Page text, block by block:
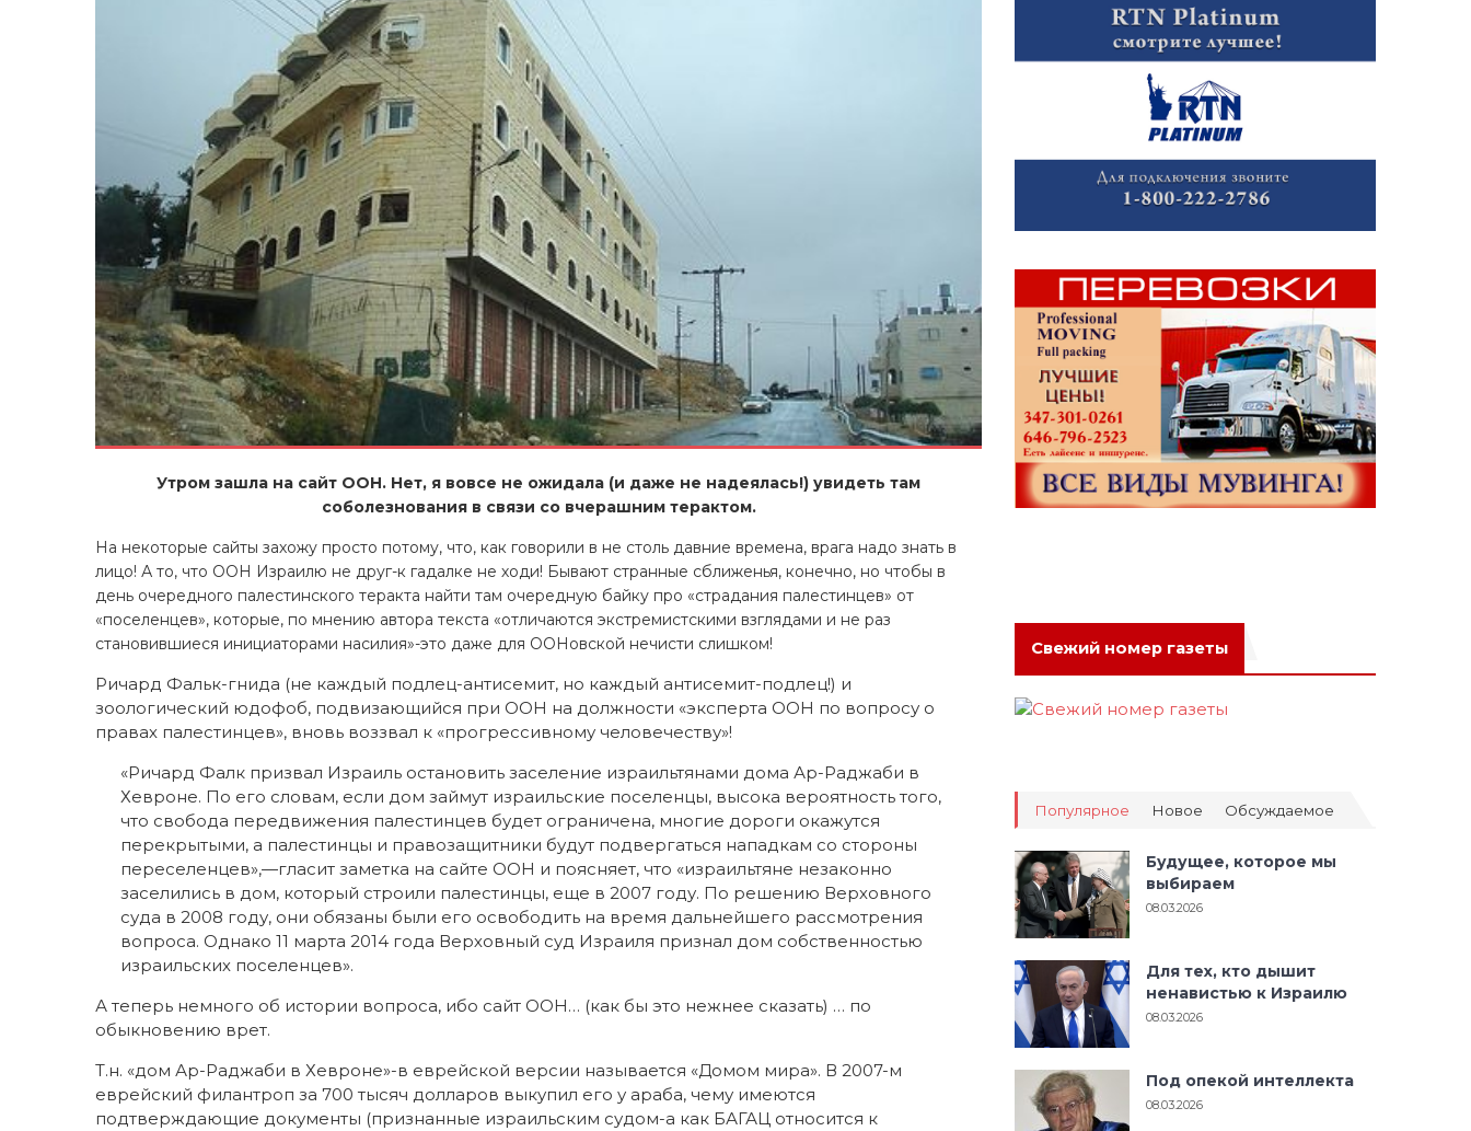
Утром зашла на сайт ООН. Нет, я вовсе не ожидала (и даже не надеялась!) увидеть там
соболезнования в связи со вчерашним терактом.
На некоторые сайты захожу просто потому, что, как говорили в не столь давние времена, врага надо знать в
лицо! А то, что ООН Израилю не друг-к гадалке не ходи! Бывают странные сближенья, конечно, но чтобы в
день очередного палестинского теракта найти там очередную байку про «страдания палестинцев» от
«поселенцев», которые, по мнению автора текста «отличаются экстремистскими взглядами и не раз
становившиеся инициаторами насилия»-это даже для ООНовской нечисти слишком!
Ричард Фальк-гнида (не каждый подлец-антисемит, но каждый антисемит-подлец!) и
зоологический юдофоб, подвизающийся при ООН на должности «эксперта ООН по вопросу о
правах палестинцев», вновь воззвал к «прогрессивному человечеству»!
«Ричард Фалк призвал Израиль остановить заселение израильтянами дома Ар-Раджаби в
Хевроне. По его словам, если дом займут израильские поселенцы, высока вероятность того,
что свобода передвижения палестинцев будет ограничена, многие дороги окажутся
перекрытыми, а палестинцы и правозащитники будут подвергаться нападкам со стороны
переселенцев»,—гласит заметка на сайте ООН и поясняет, что «израильтяне незаконно
заселились в дом, который строили палестинцы, еще в 2007 году. По решению Верховного
суда в 2008 году, они обязаны были его освободить на время дальнейшего рассмотрения
вопроса. Однако 11 марта 2014 года Верховный суд Израиля признал дом собственностью
израильских поселенцев».
А теперь немного об истории вопроса, ибо сайт ООН… (как бы это нежнее сказать) … по
обыкновению врет.
Т.н. «дом Ар-Раджаби в Хевроне»-в еврейской версии называется «Домом мира». В 2007-м
еврейский филантроп за 700 тысяч долларов выкупил его у араба, чему имеются
подтверждающие документы (признанные израильским судом-а как БАГАЦ относится к
Свежий номер газеты
Популярное Новое Обсуждаемое
Будущее, которое мы
выбираем
08.03.2026
Для тех, кто дышит
ненавистью к Израилю
08.03.2026
Под опекой интеллекта
08.03.2026